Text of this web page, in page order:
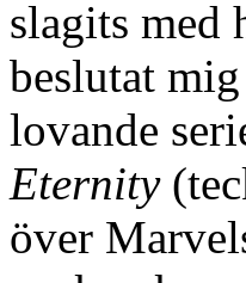
slagits med
beslutat
lovande
Eternity
över